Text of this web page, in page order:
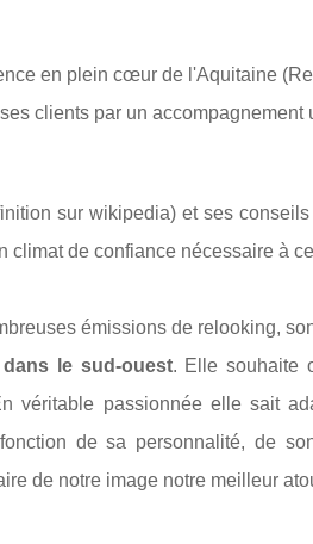
en plein cœur de l'Aquitaine
clients par un accompagnement
sur wikipedia) et ses
climat de confiance nécessaire à
émissions de relooking,
le sud-ouest. Elle souhaite
véritable passionnée elle sait
de sa personnalité, de
de notre image notre meilleur